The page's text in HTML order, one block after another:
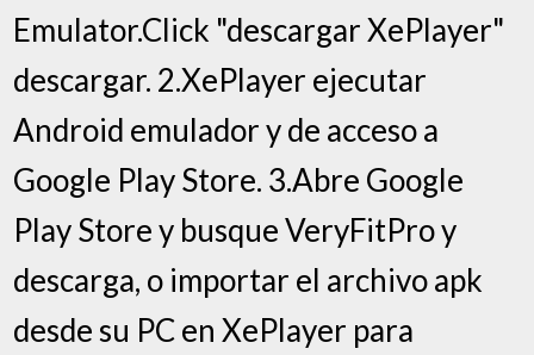
Emulator.Click "descargar XePlayer"
descargar. 2.XePlayer ejecutar
Android emulador y de acceso a
Google Play Store. 3.Abre Google
Play Store y busque VeryFitPro y
descarga, o importar el archivo apk
desde su PC en XePlayer para